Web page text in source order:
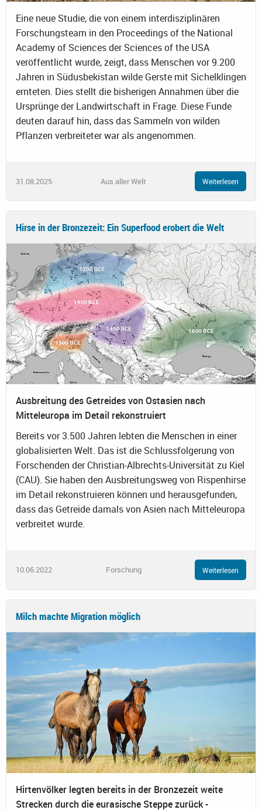
Eine neue Studie, die von einem interdisziplinären
Forschungsteam in den Proceedings of the National
Academy of Sciences der Sciences of the USA
veröffentlicht wurde, zeigt, dass Menschen vor 9.200
Jahren in Südusbekistan wilde Gerste mit Sichelklingen
ernteten. Dies stellt die bisherigen Annahmen über die
Ursprünge der Landwirtschaft in Frage. Diese Funde
deuten darauf hin, dass das Sammeln von wilden
Pflanzen verbreiteter war als angenommen.
31.08.2025 Aus aller Welt Weiterlesen
Hirse in der Bronzezeit: Ein Superfood erobert die Welt
Ausbreitung des Getreides von Ostasien nach
Mitteleuropa im Detail rekonstruiert
Bereits vor 3.500 Jahren lebten die Menschen in einer
globalisierten Welt. Das ist die Schlussfolgerung von
Forschenden der Christian-Albrechts-Universität zu Kiel
(CAU). Sie haben den Ausbreitungsweg von Rispenhirse
im Detail rekonstruieren können und herausgefunden,
dass das Getreide damals von Asien nach Mitteleuropa
verbreitet wurde.
10.06.2022 Forschung Weiterlesen
Milch machte Migration möglich
Hirtenvölker legten bereits in der Bronzezeit weite
Strecken durch die eurasische Steppe zurück -